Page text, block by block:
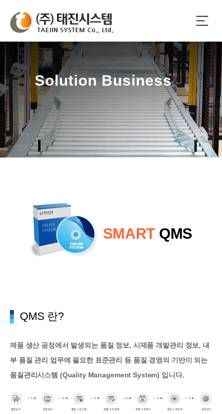
Solution Business
SMART QMS
QMS 란?
제품 생산 공정에서 발생되는 품질 정보, 시제품 개발관리 정보, 내
부 품질 관리 업무에 필요한 표준관리 등 품질 경영의 기반이 되는
품질관리시스템 (Quality Management System) 입니다.